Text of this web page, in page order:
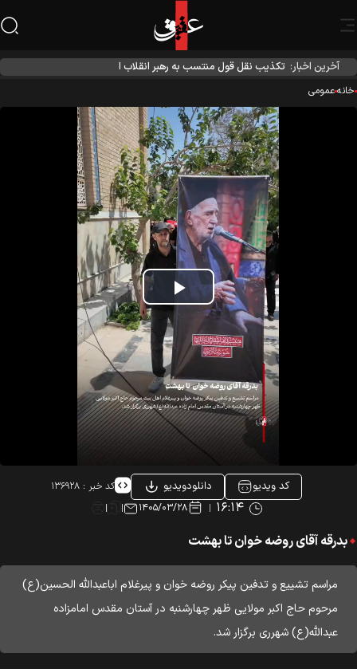
آخرین اخبار: تکذیب نقل قول منتسب به رهبر انقلاب از سوی دفتر معظم‌له
عمومی
Play
Video
کد ویدیو دانلودویدیو کد خبر : ۱۳۶۹۲۸
۱۶:۱۴ ۱۴۰۵/۰۳/۲۸
بدرقه آقای روضه خوان تا بهشت
مراسم تشییع و تدفین پیکر روضه خوان و پیرغلام اباعبدالله الحسین(ع)
مرحوم حاج اکبر مولایی ظهر چهارشنبه در آستان مقدس امامزاده
عبدالله(ع) شهرری برگزار شد.